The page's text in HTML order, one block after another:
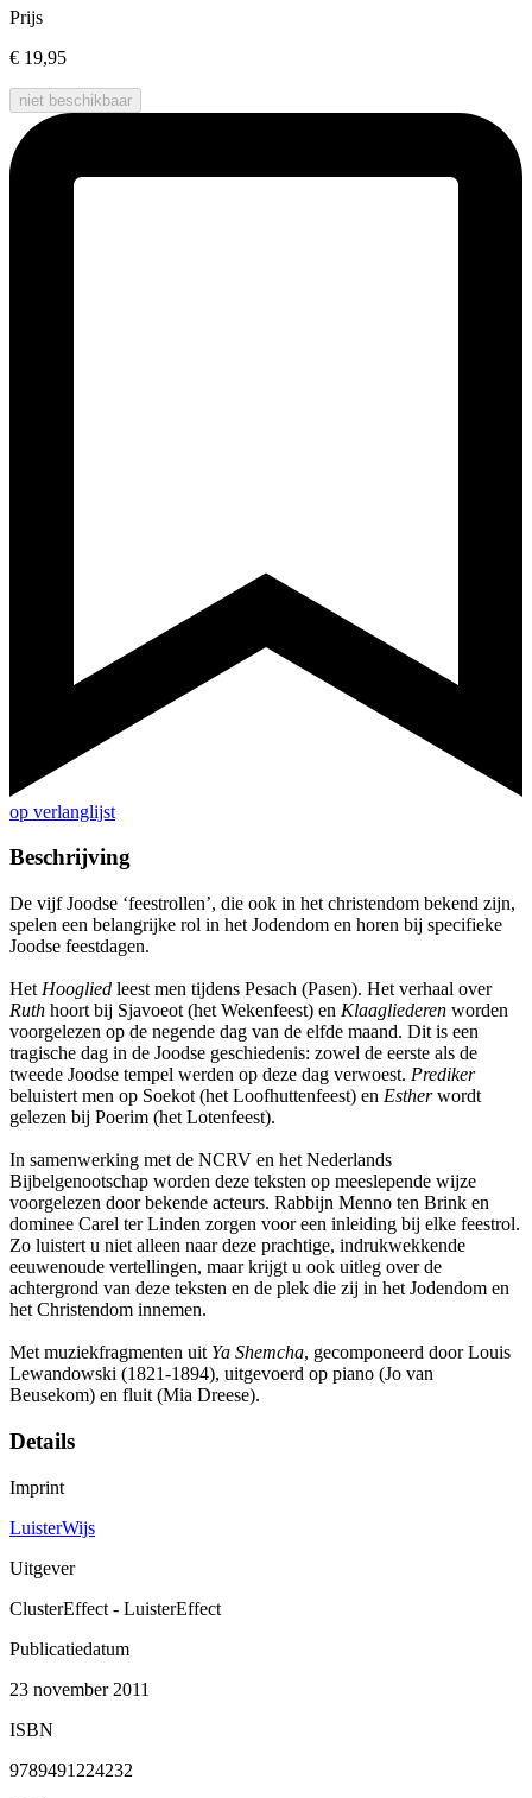
Prijs
€ 19,95
niet beschikbaar
op verlanglijst
Beschrijving
De vijf Joodse ‘feestrollen’, die ook in het christendom bekend zijn,
spelen een belangrijke rol in het Jodendom en horen bij specifieke
Joodse feestdagen.
Het Hooglied leest men tijdens Pesach (Pasen). Het verhaal over
Ruth hoort bij Sjavoeot (het Wekenfeest) en Klaagliederen worden
voorgelezen op de negende dag van de elfde maand. Dit is een
tragische dag in de Joodse geschiedenis: zowel de eerste als de
tweede Joodse tempel werden op deze dag verwoest. Prediker
beluistert men op Soekot (het Loofhuttenfeest) en Estherwordt
gelezen bij Poerim (het Lotenfeest).
In samenwerking met de NCRV en het Nederlands
Bijbelgenootschap worden deze teksten op meeslepende wijze
voorgelezen door bekende acteurs. Rabbijn Menno ten Brink en
dominee Carel ter Linden zorgen voor een inleiding bij elke feestrol.
Zo luistert u niet alleen naar deze prachtige, indrukwekkende
eeuwenoude vertellingen, maar krijgt u ook uitleg over de
achtergrond van deze teksten en de plek die zij in het Jodendom en
het Christendom innemen.
Met muziekfragmenten uit Ya Shemcha, gecomponeerd door Louis
Lewandowski (1821-1894), uitgevoerd op piano (Jo van
Beusekom) en fluit (Mia Dreese).
Details
Imprint
LuisterWijs
Uitgever
ClusterEffect - LuisterEffect
Publicatiedatum
23 november 2011
ISBN
9789491224232